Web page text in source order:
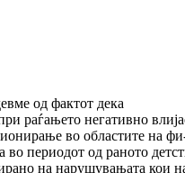
од фак­тот дека
раѓањето негативно
во об­лас­ти­те на
во пе­рио­дот од раното
на на­ру­шу­ва­ња­та кои